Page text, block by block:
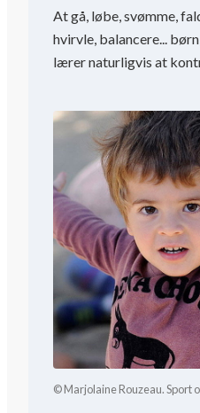
At gå, løbe, svømme,
hvirvle, balancere...
lærer naturligvis at
© Marjolaine Rouzeau. Sport